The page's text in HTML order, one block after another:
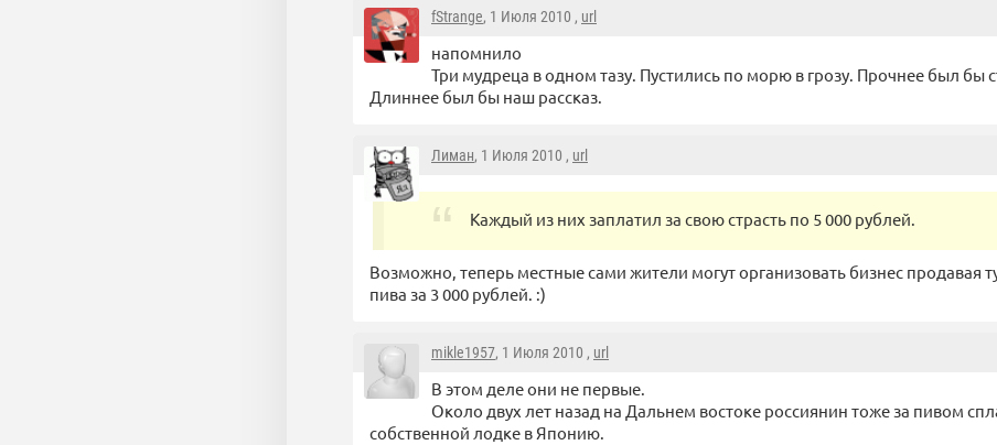
fStrange, 1 Июля 2010 , url
напомнило
Три мудреца в одном тазу. Пустились по морю в грозу. Прочнее был бы
Длиннее был бы наш рассказ.
Лиман, 1 Июля 2010 , url
Каждый из них заплатил за свою страсть по 5 000 рублей.
Возможно, теперь местные сами жители могут организовать бизнес продавая
пива за 3 000 рублей. :)
mikle1957, 1 Июля 2010 , url
В этом деле они не первые.
Около двух лет назад на Дальнем востоке россиянин тоже за пивом
собственной лодке в Японию.